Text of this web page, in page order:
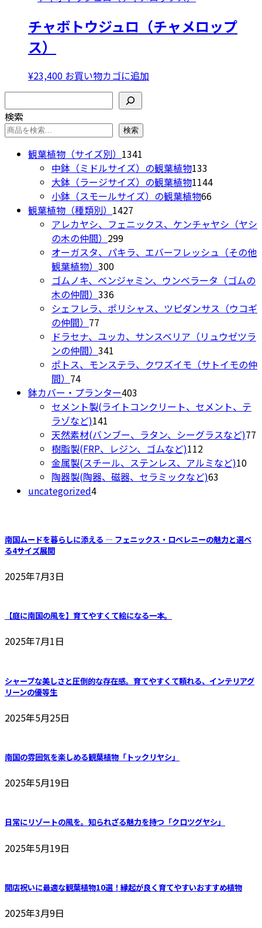
ま
す。
プ
シ
ョ
ン
は
商
品
ー
か
選
で
ま
格
は
し
た。
価
格
で
す。
チャボトウジュロ（チャメロップ
ス）
¥23,400 お買い物カゴに追加
検索
検索
観葉植物（サイズ別） 1341
個
の
商
中鉢（ミドルサイズ）の観葉植物133
個
の
品
大鉢（ラージサイズ）の観葉植物11441144
商
小鉢（スモールサイズ）の観葉植物6666
の
品
観葉植物（種類別） 1427
個
商
アレカヤシ、フェニックス、ケンチャヤシ（ヤシ
の木の仲間） 299299
個
商
オーガスタ、パキラ、エバーフレッシュ（その他
観葉植物） 300300
個
の
商
ゴムノキ、ベンジャミン、ウンベラータ（ゴムの
木の仲間） 336336
個
商
シェフレラ、ポリシャス、ツピダンサス（ウコギ
の仲間） 77
個
の
商
ドラセナ、ユッカ、サンスベリア（リュウゼツラ
ンの仲間） 341
個
商
品
ポトス、モンステラ、クワズイモ（サトイモの仲
間） 7474
個
の
商
品
鉢カバー・プランター403
個
商
品
セメント製(ライトコンクリート、セメント、テ
ラゾなど)141
個
の
商
品
天然素材(バンブー、ラタン、シーグラスなど)77
樹脂製(FRP、レジン、ゴムなど)112112
個
の
金属製(スチール、ステンレス、アルミなど)1010
陶器製(陶器、磁器、セラミックなど)63
uncategorized44
品
南国ムードを暮らしに添える ― フェニックス・ロベレニーの魅力と選べ
る4サイズ展開
2025年7月3日
【庭に南国の風を】育てやすくて絵になる一本。
2025年7月1日
シャープな美しさと圧倒的な存在感。育てやすくて頼れる、インテリアグ
リーンの優等生
2025年5月25日
南国の雰囲気を楽しめる観葉植物「トックリヤシ」
2025年5月19日
日常にリゾートの風を。知られざる魅力を持つ「クロツグヤシ」
2025年5月19日
開店祝いに最適な観葉植物10選！縁起が良く育てやすいおすすめ植物
2025年3月9日